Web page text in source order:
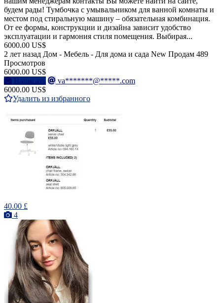
будем рады! Тумбочка с умывальником для ванной комнаты и
местом под стиральную машину – обязательная комбинация.
От ее формы, конструкции и дизайна зависит удобство
эксплуатации и гармония стиля помещения. Выбирая...
6000.00 US$
2 лет назад Дом - Мебель - Для дома и сада New Продам 489
Просмотров
6000.00 US$
Написать
va*******@*****.com
6000.00 US$
Удалить из избранного
40.00 £
4